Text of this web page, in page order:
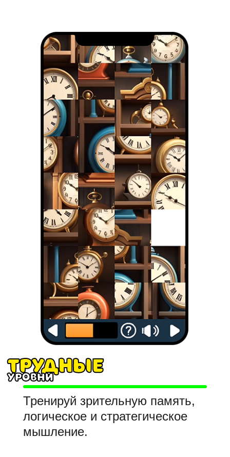
Трудные
уровни
Тренируй зрительную память,
логическое и стратегическое
мышление.